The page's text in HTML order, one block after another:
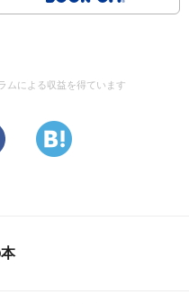
ムによる収益を得ています